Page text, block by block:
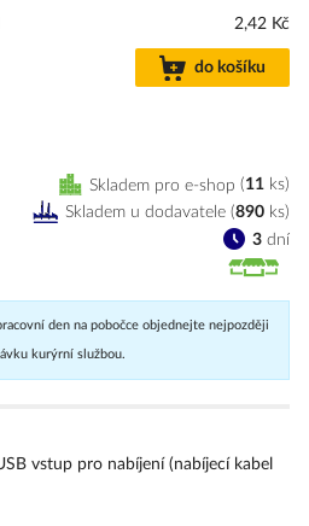
2,42 Kč
do košíku
Skladem pro e-shop 11 ks
3 dní
Skladem u dodavatele (890 ks)
den na pobočce objednejte nejpozději
kurýrní službou.
vstup pro nabíjení (nabíjecí kabel